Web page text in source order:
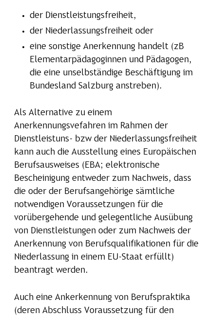
der Dienstleistungsfreiheit,
der Niederlassungsfreiheit oder
eine sonstige Anerkennung handelt (zB
Elementarpädagoginnen und Pädagogen,
die eine unselbständige Beschäftigung im
Bundesland Salzburg anstreben).
Als Alternative zu einem
Anerkennungsvefahren im Rahmen der
Dienstleistuns- bzw der Niederlassungsfreiheit
kann auch die Ausstellung eines Europäischen
Berufsausweises (EBA; elektronische
Bescheinigung entweder zum Nachweis, dass
die oder der Berufsangehörige sämtliche
notwendigen Voraussetzungen für die
vorübergehende und gelegentliche Ausübung
von Dienstleistungen oder zum Nachweis der
Anerkennung von Berufsqualifikationen für die
Niederlassung in einem EU-Staat erfüllt)
beantragt werden.
Auch eine Ankerkennung von Berufspraktika
(deren Abschluss Voraussetzung für den